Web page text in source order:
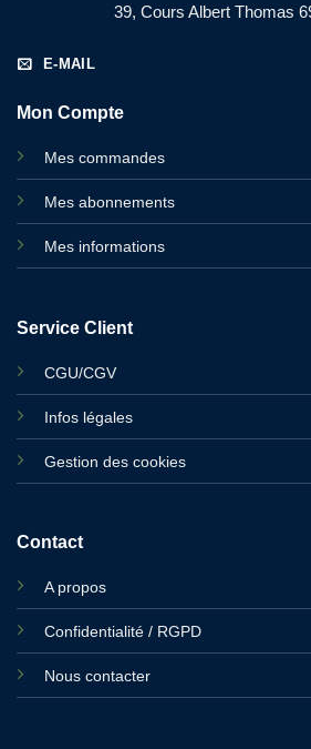
39, Cours Albert Thomas
E-MAIL
Mon Compte
Mes commandes
Mes abonnements
Mes informations
Service Client
CGU/CGV
Infos légales
Gestion des cookies
Contact
A propos
Confidentialité / RGPD
Nous contacter